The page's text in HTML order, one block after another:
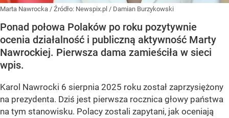
Marta Nawrocka / Źródło: Newspix.pl / Damian Burzykowski
Ponad połowa Polaków po roku pozytywnie
ocenia działalność i publiczną aktywność Marty
Nawrockiej. Pierwsza dama zamieściła w sieci
wpis.
Karol Nawrocki 6 sierpnia 2025 roku został zaprzysiężony
na prezydenta. Dziś jest pierwsza rocznica głowy państwa
na tym stanowisku. Polacy zostali zapytani, jak oceniają